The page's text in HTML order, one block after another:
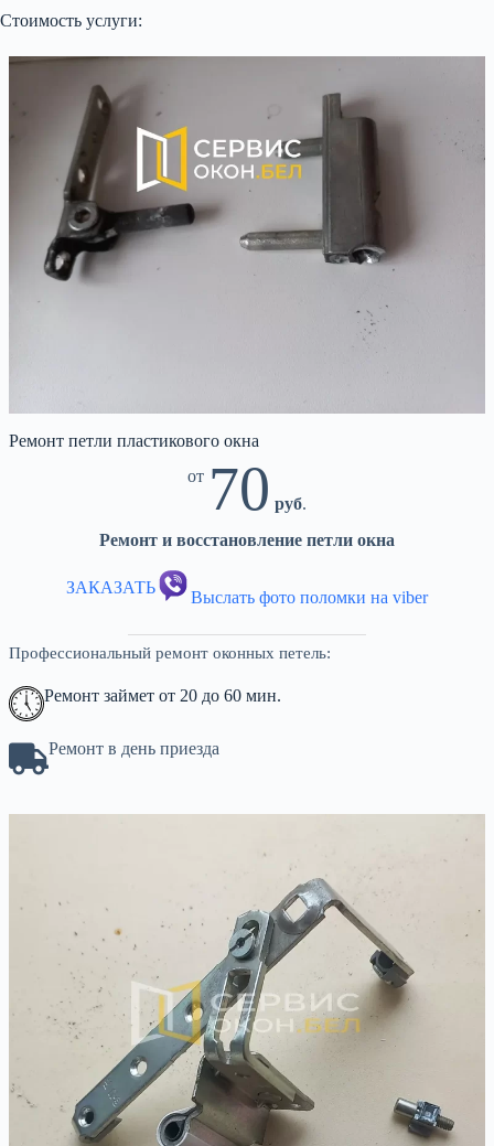
Стоимость услуги:
Ремонт петли пластикового окна
от 70 руб.
Ремонт и восстановление петли окна
ЗАКАЗАТЬ
Выслать фото поломки на viber
Профессиональный ремонт оконных петель:
Ремонт займет от 20 до 60 мин.
Ремонт в день приезда